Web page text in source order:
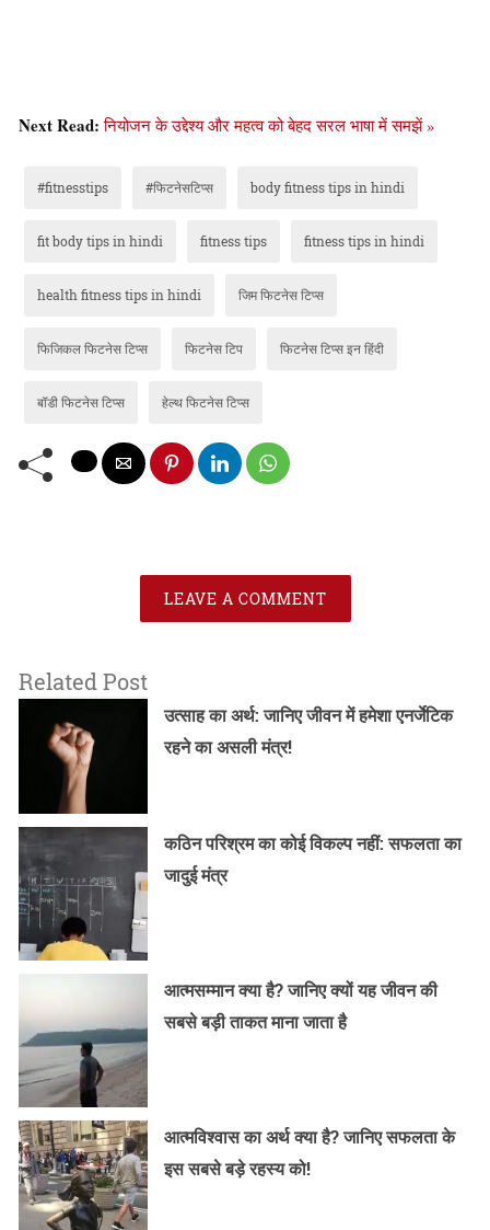
Next Read:नियोजन के उद्देश्य और महत्व को बेहद सरल भाषा में समझें »
#fitnesstips #फिटनेसटिप्स body fitness tips in hindi
fit body tips in hindi fitness tips fitness tips in hindi
health fitness tips in hindi जिम फिटनेस टिप्स
फिजिकल फिटनेस टिप्स फिटनेस टिप फिटनेस टिप्स इन हिंदी
बॉडी फिटनेस टिप्स हेल्थ फिटनेस टिप्स
LEAVE A COMMENT
Related Post
उत्साह का अर्थ: जानिए जीवन में हमेशा एनर्जेटिक
रहने का असली मंत्र!
कठिन परिश्रम का कोई विकल्प नहीं: सफलता का
जादुई मंत्र
आत्मसम्मान क्या है? जानिए क्यों यह जीवन की
सबसे बड़ी ताकत माना जाता है
आत्मविश्वास का अर्थ क्या है? जानिए सफलता के
इस सबसे बड़े रहस्य को!